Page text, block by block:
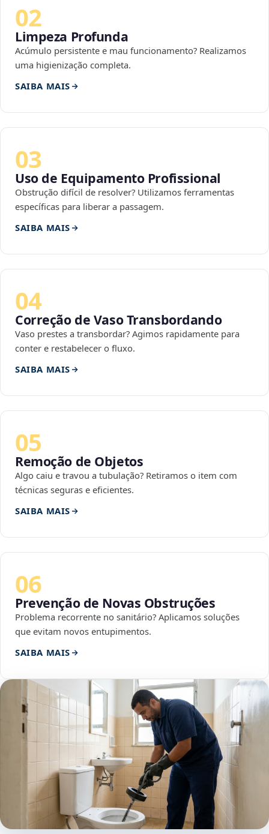
02
Limpeza Profunda
Acúmulo persistente e mau funcionamento? Realizamos
uma higienização completa.
SAIBA MAIS
03
Uso de Equipamento Profissional
Obstrução difícil de resolver? Utilizamos ferramentas
específicas para liberar a passagem.
SAIBA MAIS
04
Correção de Vaso Transbordando
Vaso prestes a transbordar? Agimos rapidamente para
conter e restabelecer o fluxo.
SAIBA MAIS
05
Remoção de Objetos
Algo caiu e travou a tubulação? Retiramos o item com
técnicas seguras e eficientes.
SAIBA MAIS
06
Prevenção de Novas Obstruções
Problema recorrente no sanitário? Aplicamos soluções
que evitam novos entupimentos.
SAIBA MAIS